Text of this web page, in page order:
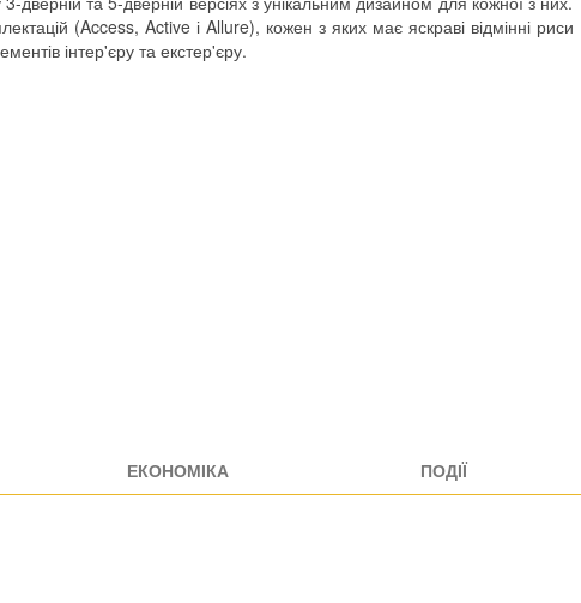
(Access, Active і Allure), кожен з яких має яскраві відмінні риси
інтер'єру та екстер'єру.
ЕКОНОМІКА ПОДІЇ